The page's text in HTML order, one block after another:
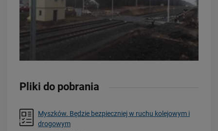
Pliki do pobrania
Myszków. Będzie bezpieczniej w ruchu kolejowym i
drogowym